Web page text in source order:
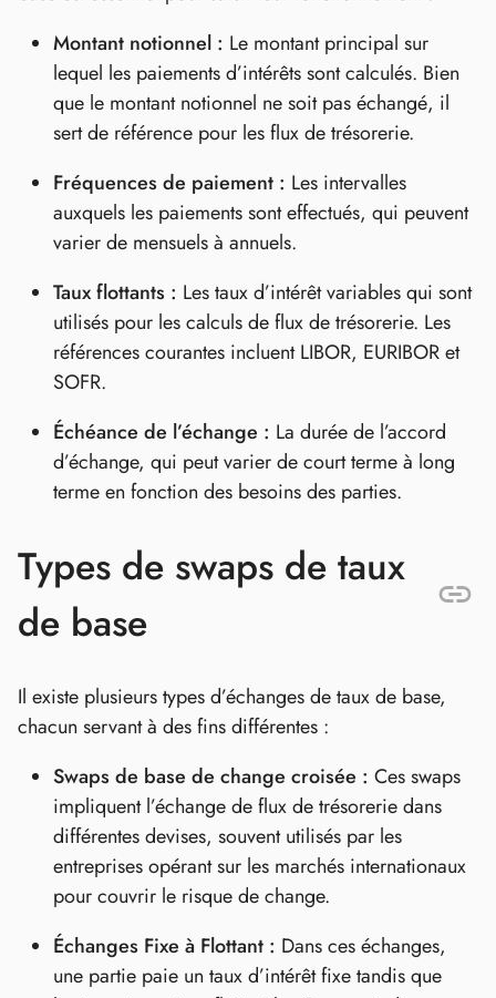
Montant notionnel : Le montant principal sur
lequel les paiements d’intérêts sont calculés. Bien
que le montant notionnel ne soit pas échangé, il
sert de référence pour les flux de trésorerie.
Fréquences de paiement : Les intervalles
auxquels les paiements sont effectués, qui peuvent
varier de mensuels à annuels.
Taux flottants : Les taux d’intérêt variables qui sont
utilisés pour les calculs de flux de trésorerie. Les
références courantes incluent LIBOR, EURIBOR et
SOFR.
Échéance de l’échange : La durée de l’accord
d’échange, qui peut varier de court terme à long
terme en fonction des besoins des parties.
Types de swaps de taux
de base
Il existe plusieurs types d’échanges de taux de base,
chacun servant à des fins différentes :
Swaps de base de change croisée : Ces swaps
impliquent l’échange de flux de trésorerie dans
différentes devises, souvent utilisés par les
entreprises opérant sur les marchés internationaux
pour couvrir le risque de change.
Échanges Fixe à Flottant : Dans ces échanges,
une partie paie un taux d’intérêt fixe tandis que